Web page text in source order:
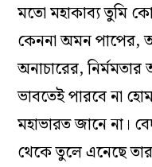
মতো মহাকাব্য তুমি
কেননা অমন পাপের,
অনাচারের,
ভাবতেই পারবে না
মহাভারত জানে না।
থেকে তুলে এনেছে তার